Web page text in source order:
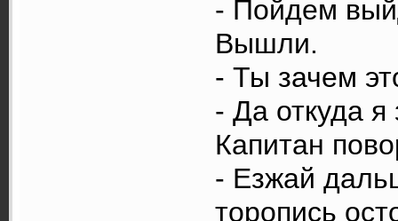
- Пойдем
Вышли.
- Ты зачем
- Да откуда я
Капитан
- Езжай
торопись